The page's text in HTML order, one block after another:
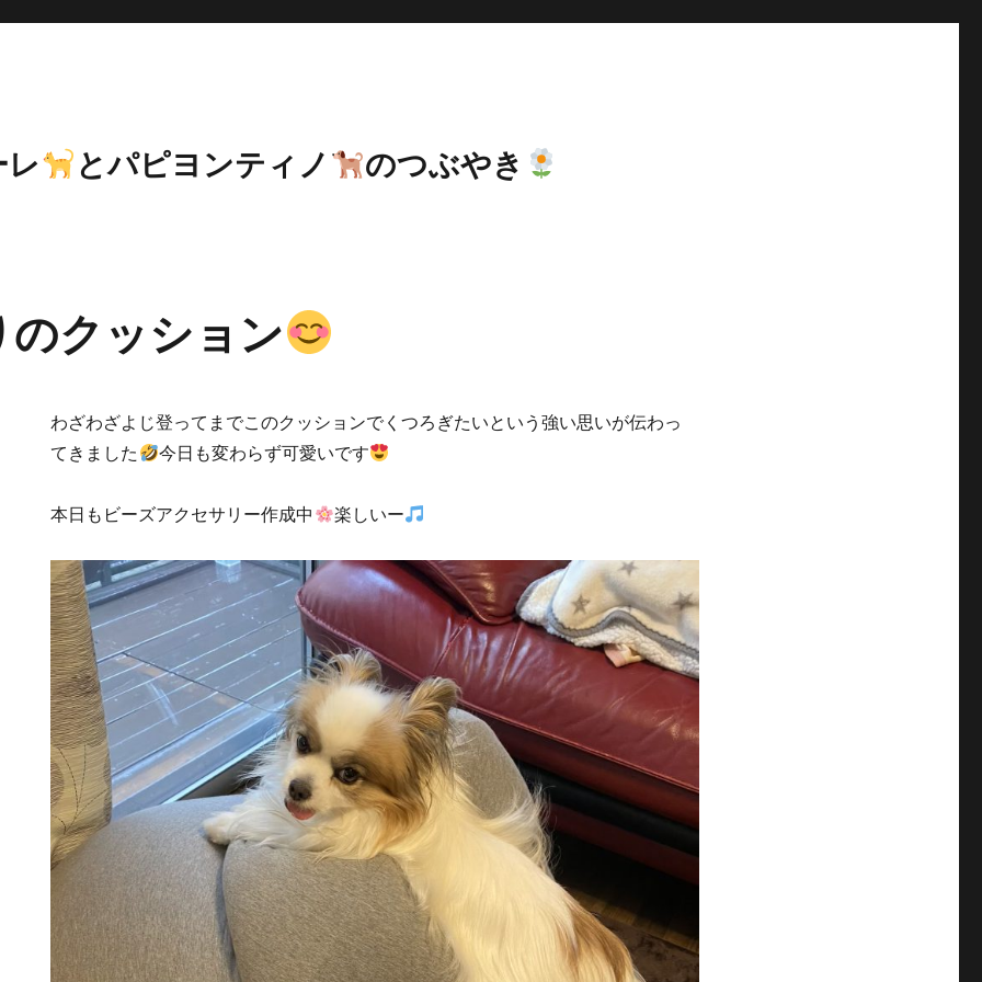
とパピヨンティノ のつぶやき
のクッション
わざわざよじ登ってまでこのクッションでくつろぎたいという強い思いが伝わっ
てきました
今日も変わらず可愛いです
本日もビーズアクセサリー作成中 楽しいー